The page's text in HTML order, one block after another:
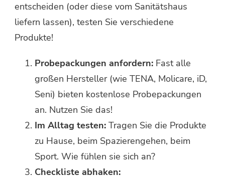
entscheiden (oder diese vom Sanitätshaus
liefern lassen), testen Sie verschiedene
Produkte!
Probepackungen anfordern: Fast alle
großen Hersteller (wie TENA, Molicare, iD,
Seni) bieten kostenlose Probepackungen
an. Nutzen Sie das!
Im Alltag testen: Tragen Sie die Produkte
zu Hause, beim Spazierengehen, beim
Sport. Wie fühlen sie sich an?
Checkliste abhaken: